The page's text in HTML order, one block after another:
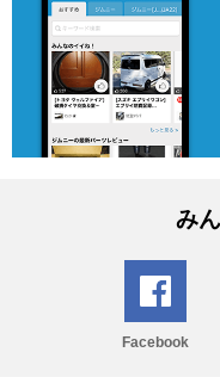
み
Facebook